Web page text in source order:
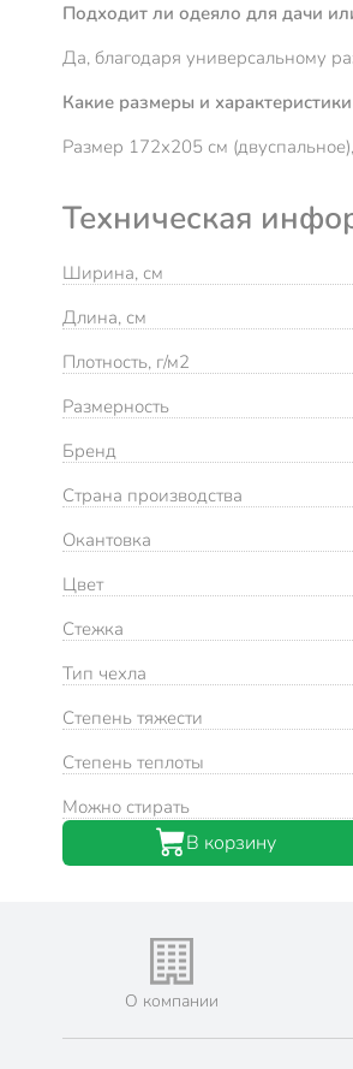
Подходит ли одеяло для дачи
Да, благодаря универсальному
Какие размеры и
Размер 172х205 см
Техническая
Ширина, см
Длина, см
Плотность, г/м2
Размерность
Бренд
Страна производства
Окантовка
Цвет
Стежка
Тип чехла
Степень тяжести
Степень теплоты
Можно стирать
В корзину
О компании